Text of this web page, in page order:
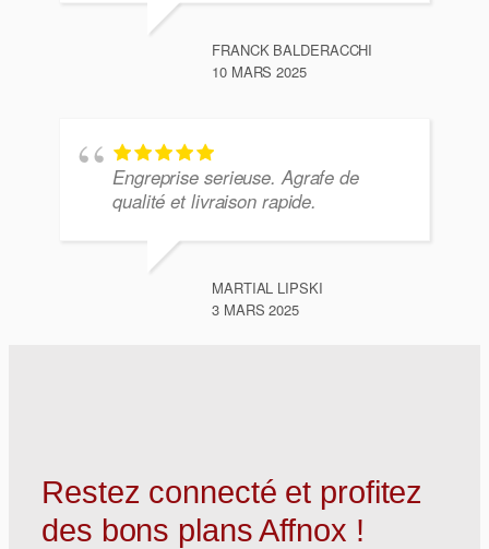
FRANCK BALDERACCHI
10 MARS 2025
Engreprise serieuse. Agrafe de
qualité et livraison rapide.
MARTIAL LIPSKI
3 MARS 2025
Restez connecté et profitez
des bons plans Affnox !